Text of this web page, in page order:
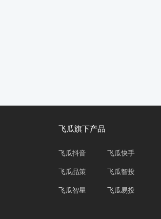
飞瓜旗下产品
飞瓜抖音
飞瓜品策
飞瓜智星
飞瓜快手
飞瓜智投
飞瓜易投